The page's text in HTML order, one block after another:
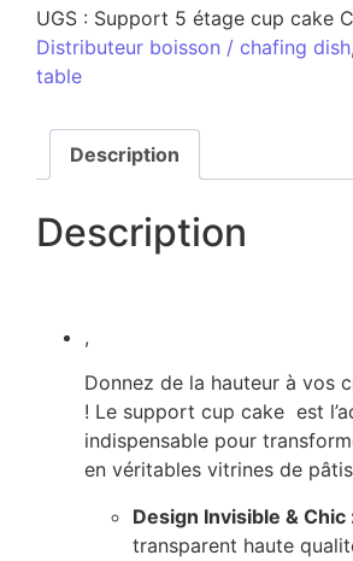
UGS : Support 5 étage cup cake
Distributeur boisson / chafing dish,
table
Description
Description
,
Donnez de la hauteur à vos
! Le support cup cake est
indispensable pour
en véritables vitrines de
Design Invisible & Chic
transparent haute